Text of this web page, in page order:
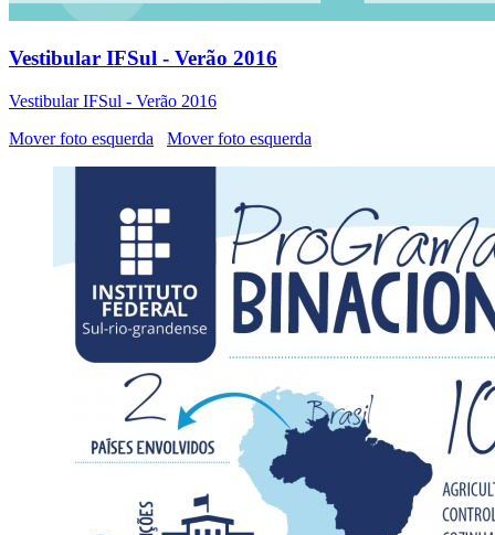
Vestibular IFSul - Verão 2016
Vestibular IFSul - Verão 2016
Mover foto esquerda
Mover foto esquerda